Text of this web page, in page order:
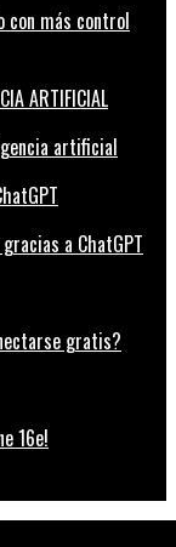
con más control
artificial
a ChatGPT
gratis?
16e!